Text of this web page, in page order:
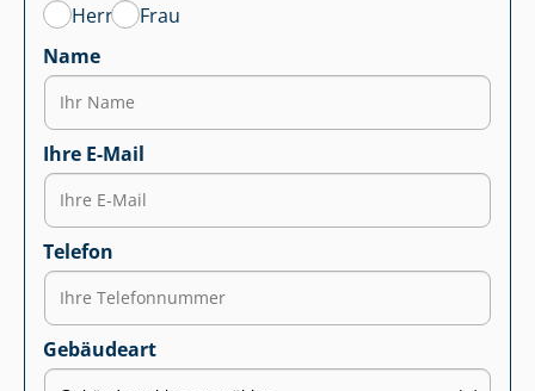
Herr
Frau
Name
Ihre E-Mail
Telefon
Gebäudeart